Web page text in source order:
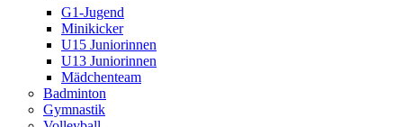
G1-Jugend
Minikicker
U15 Juniorinnen
U13 Juniorinnen
Mädchenteam
Badminton
Gymnastik